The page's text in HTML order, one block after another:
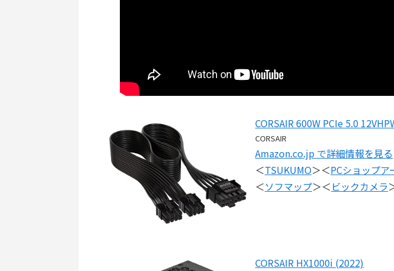
CORSAIR 600W PCIe 5.0
CORSAIR
Amazon.co.jp で詳細情報を見る
＜TSUKUMO＞＜PCショップア
＜ソフマップ＞＜ ビックカメラ
CORSAIR HX1000i (2022)